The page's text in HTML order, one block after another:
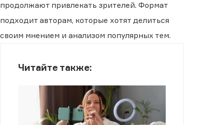
продолжают привлекать зрителей. Формат
подходит авторам, которые хотят делиться
своим мнением и анализом популярных тем.
Читайте также: